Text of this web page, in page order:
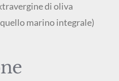
di oliva
marino integrale)